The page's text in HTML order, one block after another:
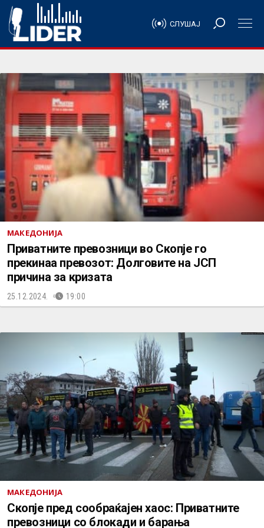
СЛУШАЈ
МАКЕДОНИЈА
Приватните превозници во Скопје го
прекинаа превозот: Долговите на ЈСП
причина за кризата
25.12.2024. 19:00
МАКЕДОНИЈА
Скопје пред сообраќајен хаос: Приватните
превозници со блокади и барања